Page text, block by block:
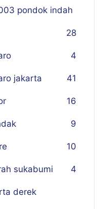
pondok indah
28
4
jakarta 41
16
9
10
sukabumi 4
derek